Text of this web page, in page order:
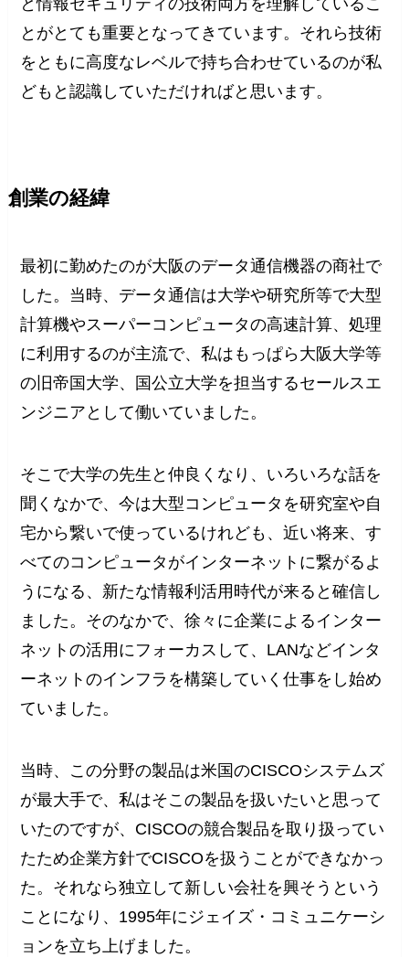
と情報セキュリティの技術両方を理解しているこ
とがとても重要となってきています。それら技術
をともに高度なレベルで持ち合わせているのが私
どもと認識していただければと思います。
創業の経緯
最初に勤めたのが大阪のデータ通信機器の商社で
した。当時、データ通信は大学や研究所等で大型
計算機やスーパーコンピュータの高速計算、処理
に利用するのが主流で、私はもっぱら大阪大学等
の旧帝国大学、国公立大学を担当するセールスエ
ンジニアとして働いていました。
そこで大学の先生と仲良くなり、いろいろな話を
聞くなかで、今は大型コンピュータを研究室や自
宅から繋いで使っているけれども、近い将来、す
べてのコンピュータがインターネットに繋がるよ
うになる、新たな情報利活用時代が来ると確信し
ました。そのなかで、徐々に企業によるインター
ネットの活用にフォーカスして、LANなどインタ
ーネットのインフラを構築していく仕事をし始め
ていました。
当時、この分野の製品は米国のCISCOシステムズ
が最大手で、私はそこの製品を扱いたいと思って
いたのですが、CISCOの競合製品を取り扱ってい
たため企業方針でCISCOを扱うことができなかっ
た。それなら独立して新しい会社を興そうという
ことになり、1995年にジェイズ・コミュニケーシ
ョンを立ち上げました。